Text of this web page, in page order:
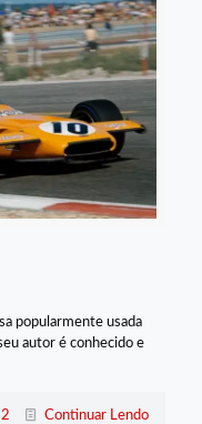
popularmente usada
autor é conhecido e
2 Continuar Lendo